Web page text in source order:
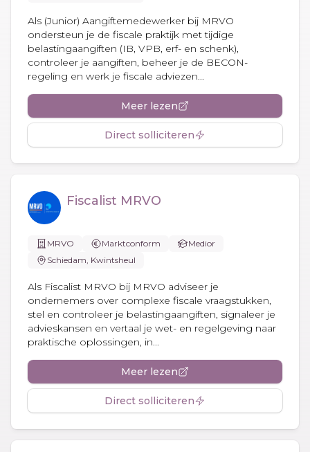
Als (Junior) Aangiftemedewerker bij MRVO
ondersteun je de fiscale praktijk met tijdige
belastingaangiften (IB, VPB, erf- en schenk),
controleer je aangiften, beheer je de BECON-
regeling en werk je fiscale adviezen...
Meer lezen
Direct solliciteren
Fiscalist MRVO
MRVO Marktconform
Medior
Schiedam, Kwintsheul
Als Fiscalist MRVO bij MRVO adviseer je
ondernemers over complexe fiscale vraagstukken,
stel en controleer je belastingaangiften, signaleer je
advieskansen en vertaal je wet- en regelgeving naar
praktische oplossingen, in...
Meer lezen
Direct solliciteren